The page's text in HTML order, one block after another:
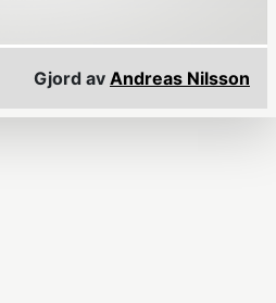
Gjord av Andreas Nilsson